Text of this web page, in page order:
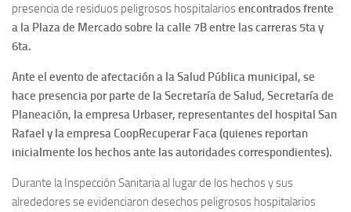
presencia de residuos peligrosos hospitalariosencontrados frente
a la Plaza de Mercado sobre la calle 7B entre las carreras 5ta y
6ta.
Ante el evento de afectación a la Salud Pública municipal, se
hace presencia por parte de la Secretaría de Salud, Secretaría de
Planeación, la empresa Urbaser, representantes del hospital San
Rafael y la empresa CoopRecuperar Faca (quienes reportan
inicialmente los hechos ante las autoridades correspondientes).
Durante la Inspección Sanitaria al lugar de los hechos y sus
alrededores se evidenciaron desechos peligrosos hospitalarios